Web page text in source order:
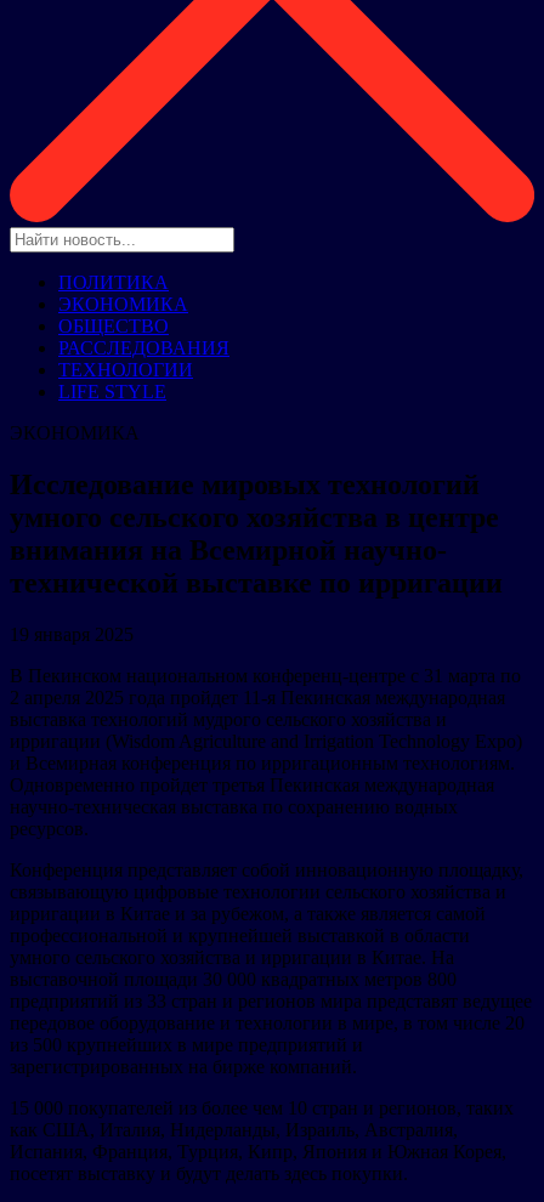
ПОЛИТИКА
ЭКОНОМИКА
ОБЩЕСТВО
РАССЛЕДОВАНИЯ
ТЕХНОЛОГИИ
LIFE STYLE
ЭКОНОМИКА
Исследование мировых технологий
умного сельского хозяйства в центре
внимания на Всемирной научно-
технической выставке по ирригации
19 января 2025
В Пекинском национальном конференц-центре с 31 марта по
2 апреля 2025 года пройдет 11-я Пекинская международная
выставка технологий мудрого сельского хозяйства и
ирригации (Wisdom Agriculture and Irrigation Technology Expo)
и Всемирная конференция по ирригационным технологиям.
Одновременно пройдет третья Пекинская международная
научно-техническая выставка по сохранению водных
ресурсов.
Конференция представляет собой инновационную площадку,
связывающую цифровые технологии сельского хозяйства и
ирригации в Китае и за рубежом, а также является самой
профессиональной и крупнейшей выставкой в области
умного сельского хозяйства и ирригации в Китае. На
выставочной площади 30 000 квадратных метров 800
предприятий из 33 стран и регионов мира представят ведущее
передовое оборудование и технологии в мире, в том числе 20
из 500 крупнейших в мире предприятий и
зарегистрированных на бирже компаний.
15 000 покупателей из более чем 10 стран и регионов, таких
как США, Италия, Нидерланды, Израиль, Австралия,
Испания, Франция, Турция, Кипр, Япония и Южная Корея,
посетят выставку и будут делать здесь покупки.